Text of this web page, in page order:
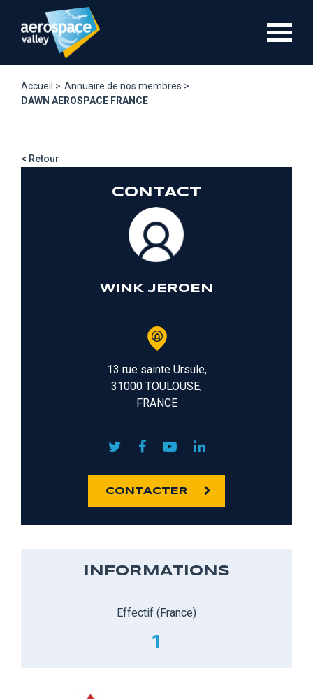
contenu
Accueil > Annuaire de nos membres >
DAWN AEROSPACE FRANCE
< Retour
CONTACT
WINK JEROEN
13 rue sainte Ursule,
31000 TOULOUSE,
FRANCE
CONTACTER
INFORMATIONS
Effectif (France)
1